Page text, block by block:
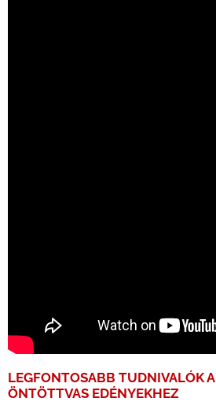
LEGFONTOSABB TUDNIVALÓK A
ÖNTÖTTVAS EDÉNYEKHEZ